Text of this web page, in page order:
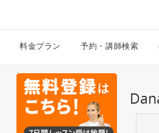
料金プラン 予約・講師検索